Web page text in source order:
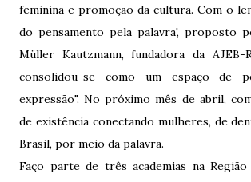
feminina e promoção da cultura. Com o
do pensamento pela palavra', proposto
Müller Kautzmann, fundadora da AJEB-
consolidou-se como um espaço de
expressão". No próximo mês de abril,
de existência conectando mulheres, de
Brasil, por meio da palavra.
Faço parte de três academias na Região